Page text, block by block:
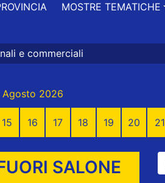
MOSTRE TEMATICHE
Agosto 2026
15 16 17 18 19 20 21
SALONE